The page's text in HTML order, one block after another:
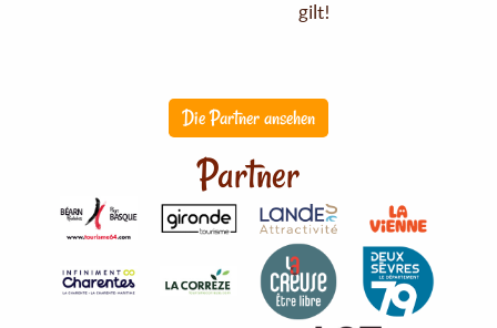
gilt!
Die Partner ansehen
Partner